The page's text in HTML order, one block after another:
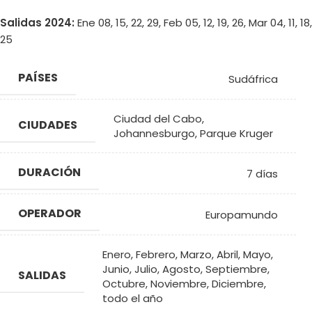
Salidas 2024: Ene 08, 15, 22, 29, Feb 05, 12, 19, 26, Mar 04, 11, 18,
25
PAÍSES Sudáfrica
CIUDADES Ciudad del Cabo,
Johannesburgo,Parque Kruger
DURACIÓN 7 días
OPERADOR Europamundo
SALIDAS
Enero,Febrero,Marzo,Abril,Mayo,
Junio,Julio,Agosto,Septiembre,
Octubre,Noviembre,Diciembre,
todo el año